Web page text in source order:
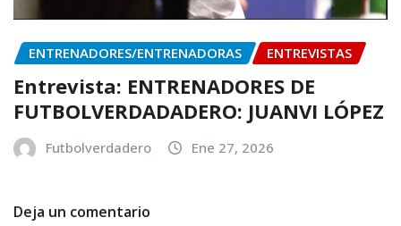
ENTRENADORES/ENTRENADORAS ENTREVISTAS
Entrevista: ENTRENADORES DE
FUTBOLVERDADADERO: JUANVI LÓPEZ
Futbolverdadero Ene 27, 2026
Deja un comentario